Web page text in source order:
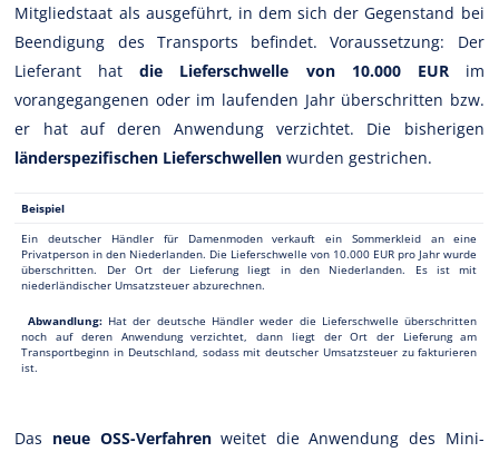
Mitgliedstaat als ausgeführt, in dem sich der Gegenstand bei
Beendigung des Transports befindet. Voraussetzung: Der
Lieferant hatdie Lieferschwelle von 10.000 EURim
vorangegangenen oder im laufenden Jahr überschritten bzw.
er hat auf deren Anwendung verzichtet. Die bisherigen
länderspezifischen Lieferschwellenwurden gestrichen.
Beispiel
Ein deutscher Händler für Damenmoden verkauft ein Sommerkleid an eine
Privatperson in den Niederlanden. Die Lieferschwelle von 10.000 EUR pro Jahr wurde
überschritten. Der Ort der Lieferung liegt in den Niederlanden. Es ist mit
niederländischer Umsatzsteuer abzurechnen.
Abwandlung:Hat der deutsche Händler weder die Lieferschwelle überschritten
noch auf deren Anwendung verzichtet, dann liegt der Ort der Lieferung am
Transportbeginn in Deutschland, sodass mit deutscher Umsatzsteuer zu fakturieren
ist.
Das neue OSS-Verfahrenweitet die Anwendung des Mini-